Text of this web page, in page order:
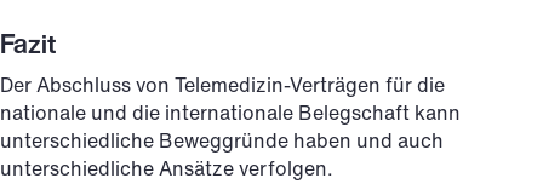
Fazit
Der Abschluss von Telemedizin-Verträgen für die
nationale und die internationale Belegschaft kann
unterschiedliche Beweggründe haben und auch
unterschiedliche Ansätze verfolgen.